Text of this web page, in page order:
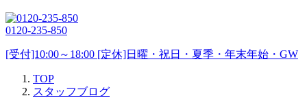
0120-235-850
[受付]10:00～18:00 [定休]日曜・祝日・夏季・年末年始・GW
TOP
スタッフブログ